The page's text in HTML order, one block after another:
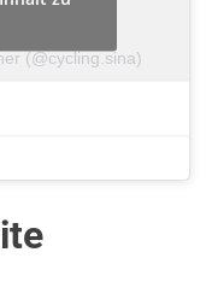
(@cycling.sina)